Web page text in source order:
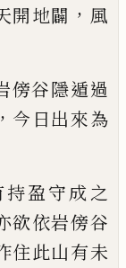
開地闢 ， 風
傍谷隱遁過
， 今日出來為
盈守成之
欲依岩傍谷
住此山有未